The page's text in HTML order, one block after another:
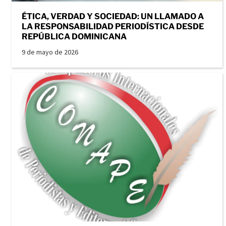
ÉTICA, VERDAD Y SOCIEDAD: UN LLAMADO A
LA RESPONSABILIDAD PERIODÍSTICA DESDE
REPÚBLICA DOMINICANA
9 de mayo de 2026